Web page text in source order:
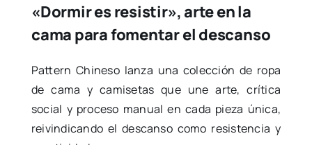
«Dormir es resistir», arte en la
cama para fomentar el descanso
Pat­tern Chi­ne­so lan­za una colec­ción de ropa
de cama y cami­se­tas que une arte, crí­ti­ca
social y pro­ce­so manual en cada pie­za úni­ca,
rei­vin­di­can­do el des­can­so como resis­ten­cia y